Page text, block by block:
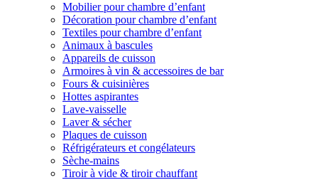
Mobilier pour chambre d’enfant
Décoration pour chambre d’enfant
Textiles pour chambre d’enfant
Animaux à bascules
Appareils de cuisson
Armoires à vin & accessoires de bar
Fours & cuisinières
Hottes aspirantes
Lave-vaisselle
Laver & sécher
Plaques de cuisson
Réfrigérateurs et congélateurs
Sèche-mains
Tiroir à vide & tiroir chauffant